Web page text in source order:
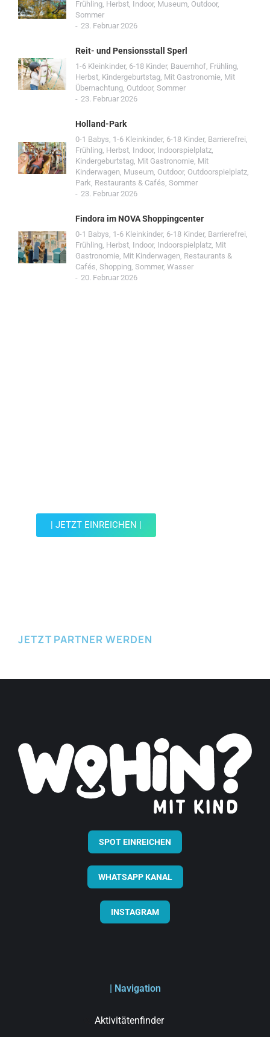
Frühling, Herbst, Indoor, Museum, Outdoor,
Sommer
23. Februar 2026
Reit- und Pensionsstall Sperl
1-6 Kleinkinder, 6-18 Kinder, Bauernhof, Frühling,
Herbst, Kindergeburtstag, Mit Gastronomie, Mit
Übernachtung, Outdoor, Sommer
23. Februar 2026
Holland-Park
0-1 Babys, 1-6 Kleinkinder, 6-18 Kinder, Barrierefrei,
Frühling, Herbst, Indoor, Indoorspielplatz,
Kindergeburtstag, Mit Gastronomie, Mit
Kinderwagen, Museum, Outdoor, Outdoorspielplatz,
Park, Restaurants & Cafés, Sommer
23. Februar 2026
Findora im NOVA Shoppingcenter
0-1 Babys, 1-6 Kleinkinder, 6-18 Kinder, Barrierefrei,
Frühling, Herbst, Indoor, Indoorspielplatz, Mit
Gastronomie, Mit Kinderwagen, Restaurants &
Cafés, Shopping, Sommer, Wasser
20. Februar 2026
| JETZT EINREICHEN |
JETZT PARTNER WERDEN
SPOT EINREICHEN
WHATSAPP KANAL
INSTAGRAM
| Navigation
Aktivitätenfinder